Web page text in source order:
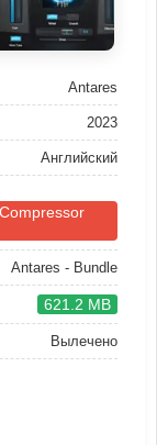
Antares
2023
Английский
Antares - Bundle
621.2 MB
Вылечено